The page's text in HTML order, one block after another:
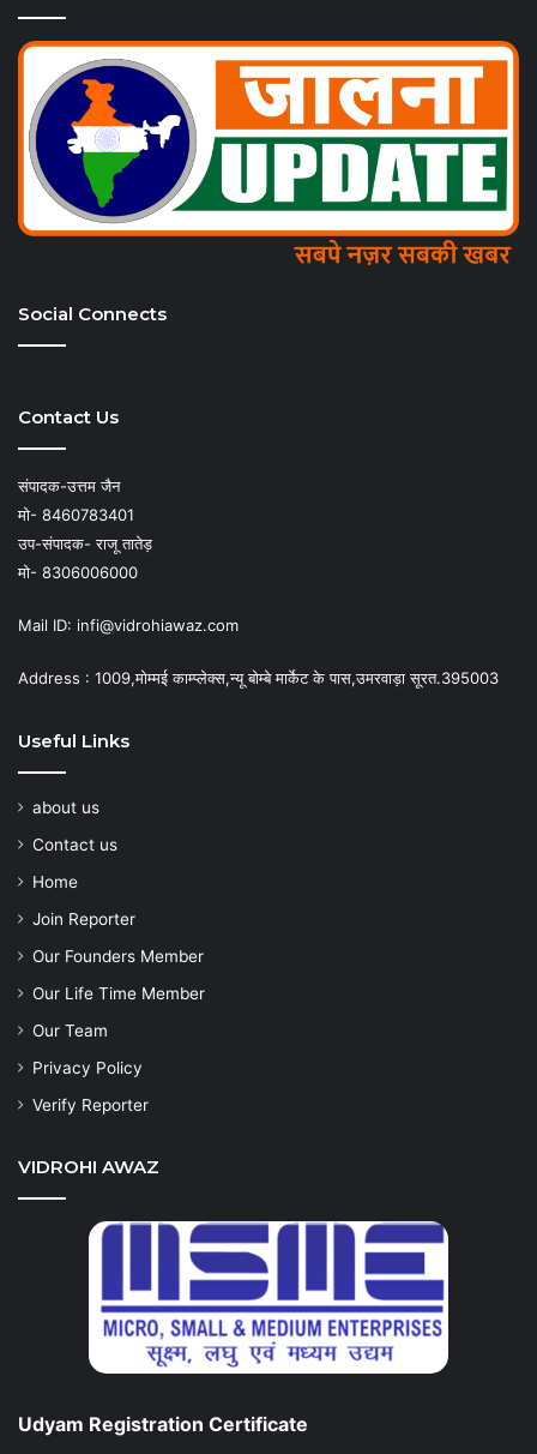
Social Connects
Contact Us
संपादक-उत्तम जैन
मो- 8460783401
उप-संपादक- राजू तातेड़
मो- 8306006000
Mail ID: infi@vidrohiawaz.com
Address : 1009,मोम्मई काम्प्लेक्स,न्यू बोम्बे मार्केट के पास,उमरवाड़ा सूरत.395003
Useful Links
about us
Contact us
Home
Join Reporter
Our Founders Member
Our Life Time Member
Our Team
Privacy Policy
Verify Reporter
VIDROHI AWAZ
Udyam Registration Certificate